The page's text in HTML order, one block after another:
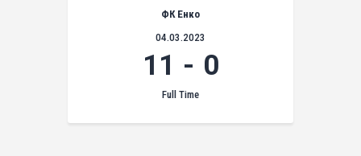
ФК Енко
04.03.2023
11 - 0
Full Time